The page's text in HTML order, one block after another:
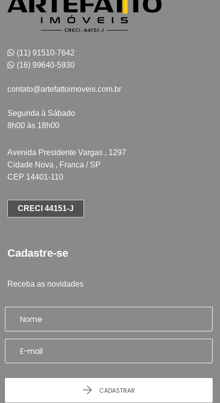
(11) 91510-7642
(16) 99640-5930
contato@artefattoimoveis.com.br
Segunda à Sábado
8h00 às 18h00
Avenida Presidente Vargas , 1297
Cidade Nova , Franca / SP
CEP 14401-110
CRECI 44151-J
Cadastre-se
Receba as novidades
CADASTRAR